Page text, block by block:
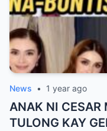
News • 1 year ago
ANAK NI CESAR
TULONG KAY